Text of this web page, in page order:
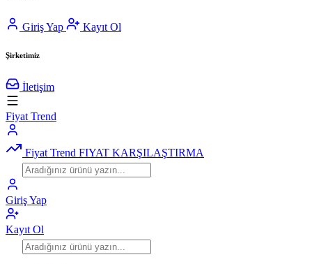
Giriş Yap Kayıt Ol
Şirketimiz
İletişim
Fiyat Trend
Fiyat Trend FIYAT KARŞILAŞTIRMA
Giriş Yap
Kayıt Ol